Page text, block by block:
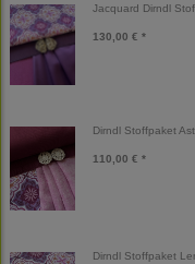
Jacquard Dirndl
130,00 € *
Dirndl Stoffpaket
110,00 € *
Dirndl Stoffpaket